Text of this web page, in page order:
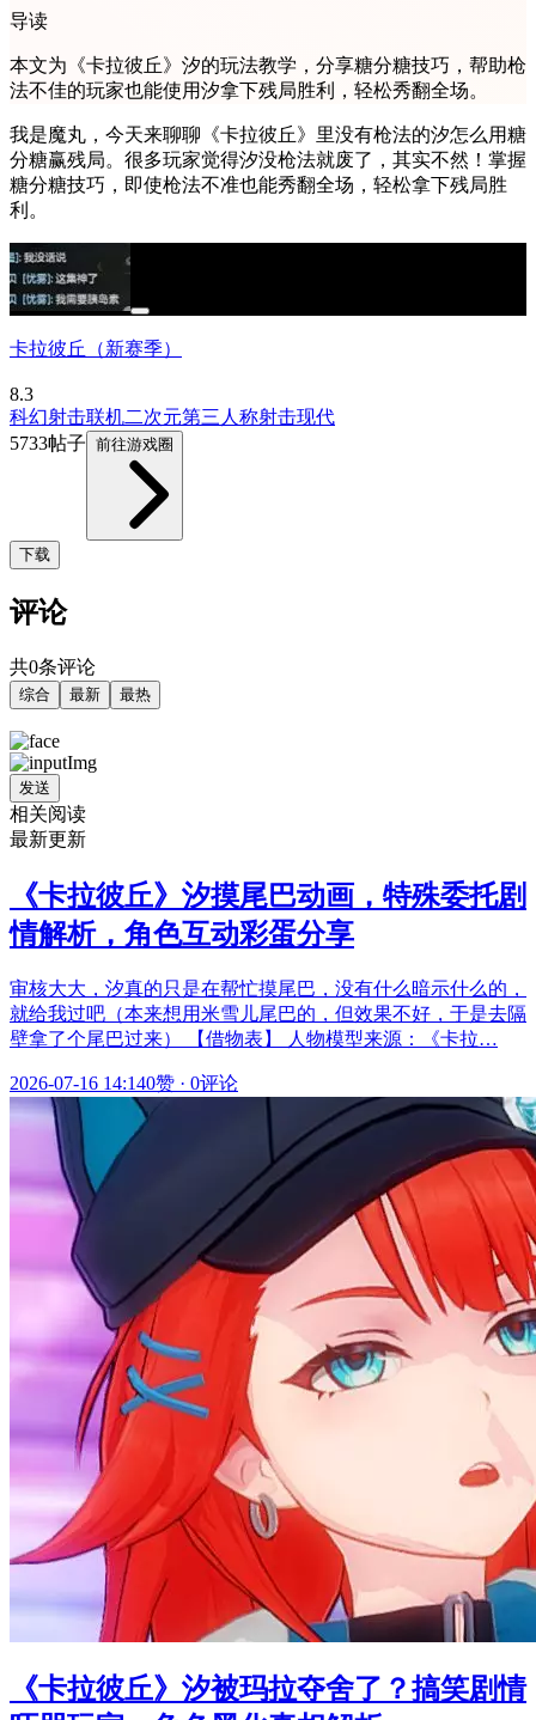
导读
本文为《卡拉彼丘》汐的玩法教学，分享糖分糖技巧，帮助枪
法不佳的玩家也能使用汐拿下残局胜利，轻松秀翻全场。
我是魔丸，今天来聊聊《卡拉彼丘》里没有枪法的汐怎么用糖
分糖赢残局。很多玩家觉得汐没枪法就废了，其实不然！掌握
糖分糖技巧，即使枪法不准也能秀翻全场，轻松拿下残局胜
利。
卡拉彼丘（新赛季）
8.3
科幻射击联机二次元第三人称射击现代
5733帖子 前往游戏圈
下载
评论
共0条评论
综合 最新 最热
发送
相关阅读
最新更新
《卡拉彼丘》汐摸尾巴动画，特殊委托剧
情解析，角色互动彩蛋分享
审核大大，汐真的只是在帮忙摸尾巴，没有什么暗示什么的，
就给我过吧（本来想用米雪儿尾巴的，但效果不好，于是去隔
壁拿了个尾巴过来） 【借物表】 人物模型来源：《卡拉…
2026-07-16 14:140赞 · 0评论
《卡拉彼丘》汐被玛拉夺舍了？搞笑剧情